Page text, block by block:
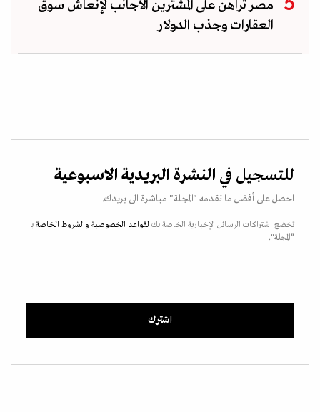
مصر تراهن على المشترين الأجانب لإنعاش سوق
العقارات وجذب الدولار
للتسجيل في النشرة البريدية الاسبوعية
احصل على أفضل ما تقدمه "المجلة" مباشرة الى بريدك.
تخضع اشتراكات الرسائل الإخبارية الخاصة بك لقواعد الخصوصية والشروط الخاصة بـ
“المجلة".